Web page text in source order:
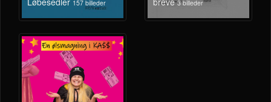
157 billeder 3 billeder